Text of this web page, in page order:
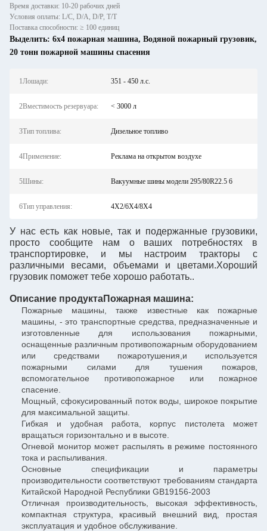
Время доставки: 10-20 рабочих дней
Условия оплаты: L/C, D/A, D/P, T/T
Поставка способности: ≥ 100 единиц
Выделить: 6х4 пожарная машина, Водяной пожарный грузовик,
20 тонн пожарной машины спасения
1Лошади: 351 - 450 л.с.
2Вместимость резервуара: < 3000 л
3Тип топлива: Дизельное топливо
4Применение: Реклама на открытом воздухе
5Шины: Вакуумные шины модели 295/80R22.5 6
6Тип управления: 4X2/6X4/8X4
У нас есть как новые, так и подержанные грузовики,
просто сообщите нам о ваших потребностях в
транспортировке, и мы настроим тракторы с
различными весами, объемами и цветами.Хороший
грузовик поможет тебе хорошо работать..
Описание продуктаПожарная машина:
Пожарные машины, также известные как пожарные
машины, - это транспортные средства, предназначенные и
изготовленные для использования пожарными,
оснащенные различным противопожарным оборудованием
или средствами пожаротушения,и используется
пожарными силами для тушения пожаров,
вспомогательное противопожарное или пожарное
спасение.
Мощный, сфокусированный поток воды, широкое покрытие
для максимальной защиты.
Гибкая и удобная работа, корпус пистолета может
вращаться горизонтально и в высоте.
Огневой монитор может распылять в режиме постоянного
тока и распыливания.
Основные спецификации и параметры
производительности соответствуют требованиям стандарта
Китайской Народной Республики GB19156-2003
Отличная производительность, высокая эффективность,
компактная структура, красивый внешний вид, простая
эксплуатация и удобное обслуживание.